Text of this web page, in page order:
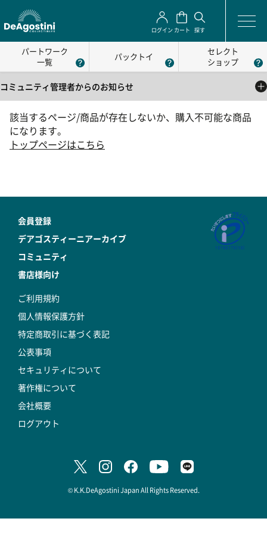
ログイン カート 探す
パートワーク
一覧
パックトイ
セレクト
ショップ
コミュニティ管理者からのお知らせ
公式コミュニティの利用方法について
2025/05/01
公式コミュニティの利用規約
該当するページ/商品が存在しないか、購入不可能な商品
になります。
トップページはこちら
会員登録
デアゴスティーニアーカイブ
コミュニティ
書店様向け
ご利用規約
個人情報保護方針
特定商取引に基づく表記
公表事項
セキュリティについて
著作権について
会社概要
ログアウト
© K.K.DeAgostini Japan All Rights Reserved.